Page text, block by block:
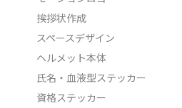
挨拶状作成
スペースデザイン
ヘルメット本体
氏名・血液型ステッカー
資格ステッカー